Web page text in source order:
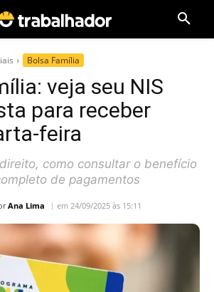
Bolsa Família
veja seu NIS
para receber
feira
como consultar o benefício
de pagamentos
Ana Lima em 24/09/2025 às 15:11